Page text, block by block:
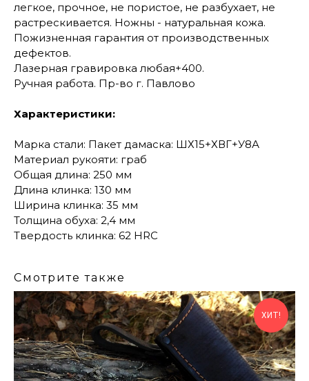
легкое, прочное, не пористое, не разбухает, не
растрескивается. Ножны - натуральная кожа.
Пожизненная гарантия от производственных
дефектов.
Лазерная гравировка любая+400.
Ручная работа. Пр-во г. Павлово
Характеристики:
Марка стали: Пакет дамаска: ШХ15+ХВГ+У8А
Материал рукояти: граб
Общая длина: 250 мм
Длина клинка: 130 мм
Ширина клинка: 35 мм
Толщина обуха: 2,4 мм
Твердость клинка: 62 HRC
Смотрите также
ХИТ!
КОНТАКТЫ
Консультации по телефону и онлайн.